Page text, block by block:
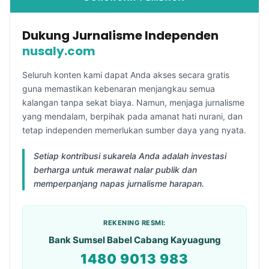
Dukung Jurnalisme Independen
nusaly.com
Seluruh konten kami dapat Anda akses secara gratis
guna memastikan kebenaran menjangkau semua
kalangan tanpa sekat biaya. Namun, menjaga jurnalisme
yang mendalam, berpihak pada amanat hati nurani, dan
tetap independen memerlukan sumber daya yang nyata.
Setiap kontribusi sukarela Anda adalah investasi
berharga untuk merawat nalar publik dan
memperpanjang napas jurnalisme harapan.
REKENING RESMI:
Bank Sumsel Babel Cabang Kayuagung
1480 9013 983